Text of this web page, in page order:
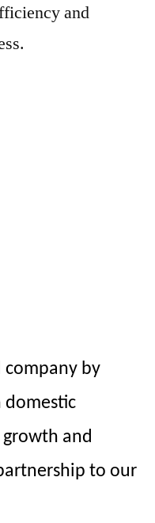
and
company by
domestic
and
to our